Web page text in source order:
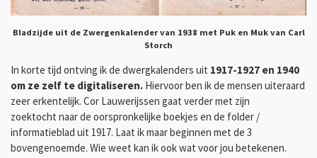
Bladzijde uit de Zwergenkalender van 1938 met Puk en Muk van Carl
Storch
In korte tijd ontving ikde dwergkalenders uit 1917-1927 en 1940
om ze zelf te digitaliseren. Hiervoor ben ik de mensen uiteraard
zeer erkentelijk. Cor Lauwerijssen gaat verder met zijn
zoektocht naar de oorspronkelijke boekjes en de folder /
informatieblad uit 1917. Laat ik maar beginnen met de 3
bovengenoemde. Wie weet kan ik ook wat voor jou betekenen.